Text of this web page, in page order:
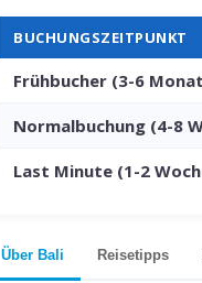
BUCHUNGSZEITPUNKT
Frühbucher (3-6
Normalbuchung (4-8
Last Minute (1-2
Über Bali Reisetipps